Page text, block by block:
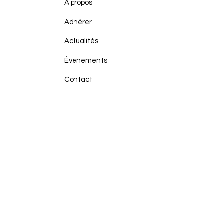
À propos
Adhérer
Actualités
Événements
Contact